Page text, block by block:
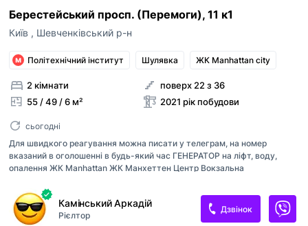
Берестейський просп. (Перемоги), 11 к1
Київ , Шевченківський р-н
Політехнічний інститут Шулявка ЖК Manhattan city
2 кімнати
55 / 49 / 6 м²
поверх 22 з 36
2021 рік побудови
сьогодні
Для швидкого реагування можна писати у телеграм, на номер
вказаний в оголошенні в будь-який час ГЕНЕРАТОР на ліфт, воду,
опалення ЖК Manhattan ЖК Манхеттен Центр Вокзальна
гарній локації Оплата при підписанні договору перший місяць оренди
та страхова сума власнику. Комісійні послуги 50% від суми оренди. Є
паркінг за додаткову плату Зручно дістатись : Майдан Незалежності,
Камінський Аркадій
Рієлтор
Дзвінок